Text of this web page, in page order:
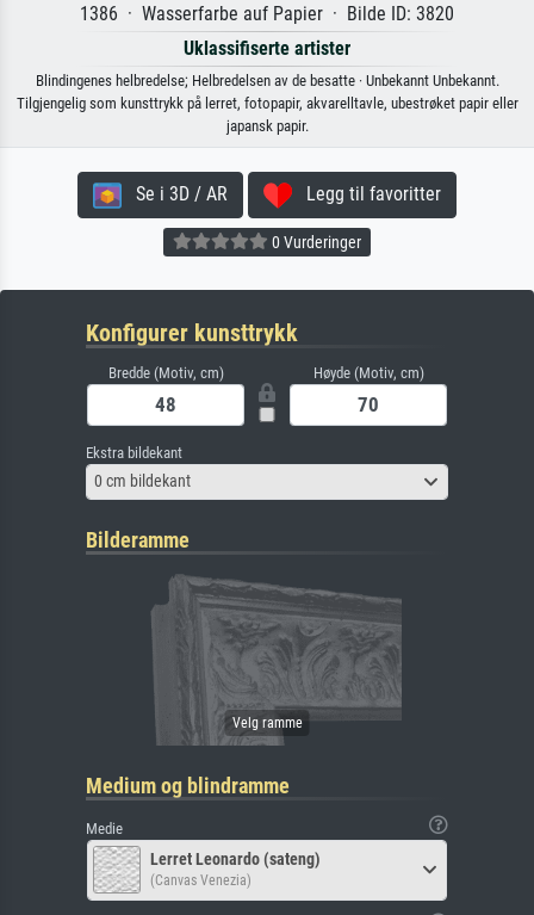
1386 · Wasserfarbe auf Papier · Bilde ID: 3820
Uklassifiserte artister
Blindingenes helbredelse; Helbredelsen av de besatte · Unbekannt Unbekannt.
Tilgjengelig som kunsttrykk på lerret, fotopapir, akvarelltavle, ubestrøket papir eller
japansk papir.
Se i 3D / AR Legg til favoritter
0 Vurderinger
Konfigurer kunsttrykk
Bredde (Motiv, cm) Høyde (Motiv, cm)
Ekstra bildekant
0 cm bildekant
Bilderamme
Medium og blindramme
Medie
Lerret Leonardo (sateng)
(Canvas Venezia)